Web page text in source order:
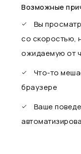
Возможные
Вы
со скоростью,
ожидаемую от
Что-то
браузере
Ваше